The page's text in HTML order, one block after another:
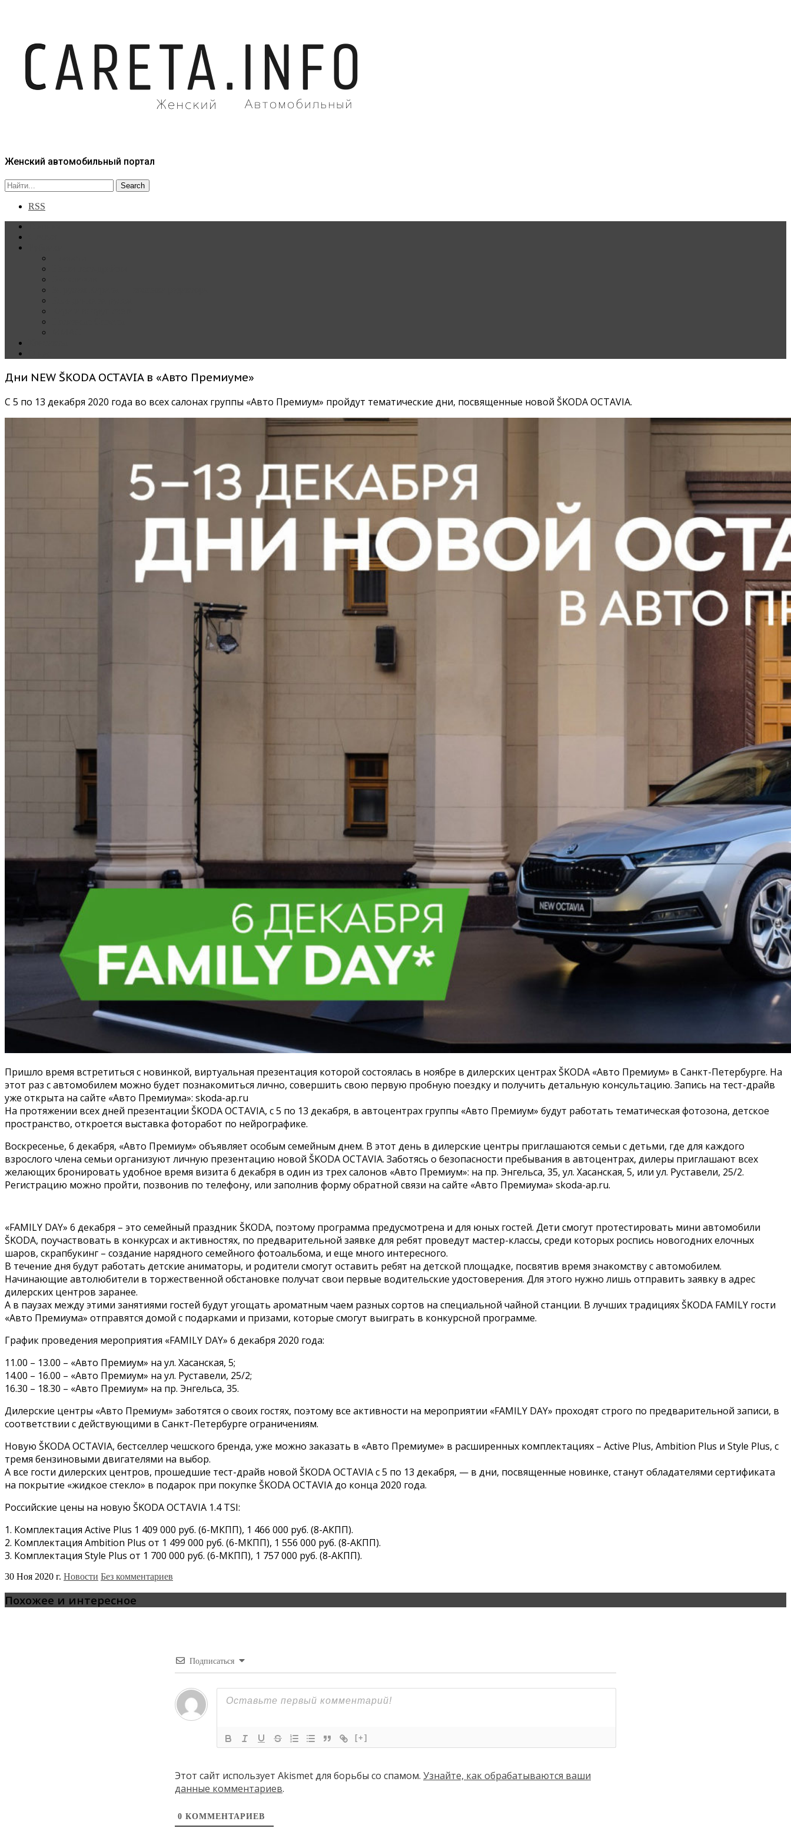
Женский автомобильный портал
RSS
Дни NEW ŠKODA OCTAVIA в «Авто Премиуме»
С 5 по 13 декабря 2020 года во всех салонах группы «Авто Премиум» пройдут тематические дни, посвященные новой ŠKODA OCTAVIA.
Пришло время встретиться с новинкой, виртуальная презентация которой состоялась в ноябре в дилерских центрах ŠKODA «Авто Премиум» в Санкт-Петербурге. На
этот раз с автомобилем можно будет познакомиться лично, совершить свою первую пробную поездку и получить детальную консультацию. Запись на тест-драйв
уже открыта на сайте «Авто Премиума»: skoda-ap.ru
На протяжении всех дней презентации ŠKODA OCTAVIА, с 5 по 13 декабря, в автоцентрах группы «Авто Премиум» будут работать тематическая фотозона, детское
пространство, откроется выставка фоторабот по нейрографике.
Воскресенье, 6 декабря, «Авто Премиум» объявляет особым семейным днем. В этот день в дилерские центры приглашаются семьи с детьми, где для каждого
взрослого члена семьи организуют личную презентацию новой ŠKODA OCTAVIА. Заботясь о безопасности пребывания в автоцентрах, дилеры приглашают всех
желающих бронировать удобное время визита 6 декабря в один из трех салонов «Авто Премиум»: на пр. Энгельса, 35, ул. Хасанская, 5, или ул. Руставели, 25/2.
Регистрацию можно пройти, позвонив по телефону, или заполнив форму обратной связи на сайте «Авто Премиума» skoda-ap.ru.
«FAMILY DAY» 6 декабря – это семейный праздник ŠKODA, поэтому программа предусмотрена и для юных гостей. Дети смогут протестировать мини автомобили
ŠKODA, поучаствовать в конкурсах и активностях, по предварительной заявке для ребят проведут мастер-классы, среди которых роспись новогодних елочных
шаров, скрапбукинг – создание нарядного семейного фотоальбома, и еще много интересного.
В течение дня будут работать детские аниматоры, и родители смогут оставить ребят на детской площадке, посвятив время знакомству с автомобилем.
Начинающие автолюбители в торжественной обстановке получат свои первые водительские удостоверения. Для этого нужно лишь отправить заявку в адрес
дилерских центров заранее.
А в паузах между этими занятиями гостей будут угощать ароматным чаем разных сортов на специальной чайной станции. В лучших традициях ŠKODA FAMILY гости
«Авто Премиума» отправятся домой с подарками и призами, которые смогут выиграть в конкурсной программе.
График проведения мероприятия «FAMILY DAY» 6 декабря 2020 года:
11.00 – 13.00 – «Авто Премиум» на ул. Хасанская, 5;
14.00 – 16.00 – «Авто Премиум» на ул. Руставели, 25/2;
16.30 – 18.30 – «Авто Премиум» на пр. Энгельса, 35.
Дилерские центры «Авто Премиум» заботятся о своих гостях, поэтому все активности на мероприятии «FAMILY DAY» проходят строго по предварительной записи, в
соответствии с действующими в Санкт-Петербурге ограничениям.
Новую ŠKODA OCTAVIA, бестселлер чешского бренда, уже можно заказать в «Авто Премиуме» в расширенных комплектациях – Active Plus, Ambition Plus и Style Plus, с
тремя бензиновыми двигателями на выбор.
А все гости дилерских центров, прошедшие тест-драйв новой ŠKODA OCTAVIA с 5 по 13 декабря, — в дни, посвященные новинке, станут обладателями сертификата
на покрытие «жидкое стекло» в подарок при покупке ŠKODA OCTAVIA до конца 2020 года.
Российские цены на новую ŠKODA OCTAVIA 1.4 TSI:
1. Комплектация Active Plus 1 409 000 руб. (6-МКПП), 1 466 000 руб. (8-АКПП).
2. Комплектация Ambition Plus от 1 499 000 руб. (6-МКПП), 1 556 000 руб. (8-АКПП).
3. Комплектация Style Plus от 1 700 000 руб. (6-МКПП), 1 757 000 руб. (8-АКПП).
30 Ноя 2020 г. Новости Без комментариев
Похожее и интересное
Подписаться
[+]
Этот сайт использует Akismet для борьбы со спамом. Узнайте, как обрабатываются ваши
данные комментариев.
0 КОММЕНТАРИЕВ